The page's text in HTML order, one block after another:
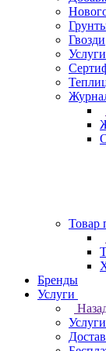
Гвозди
Услуги
Товар
Бренды
Услуги
Услуги